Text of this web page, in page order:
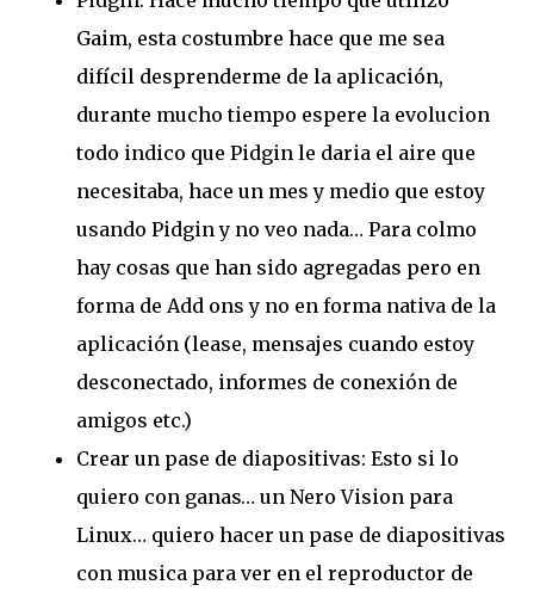
Gaim, esta costumbre hace que me sea
difícil desprenderme de la aplicación,
durante mucho tiempo espere la evolucion
todo indico que Pidgin le daria el aire que
necesitaba, hace un mes y medio que estoy
usando Pidgin y no veo nada… Para colmo
hay cosas que han sido agregadas pero en
forma de Add ons y no en forma nativa de la
aplicación (lease, mensajes cuando estoy
desconectado, informes de conexión de
amigos etc.)
Crear un pase de diapositivas: Esto si lo
quiero con ganas… un Nero Vision para
Linux… quiero hacer un pase de diapositivas
con musica para ver en el reproductor de